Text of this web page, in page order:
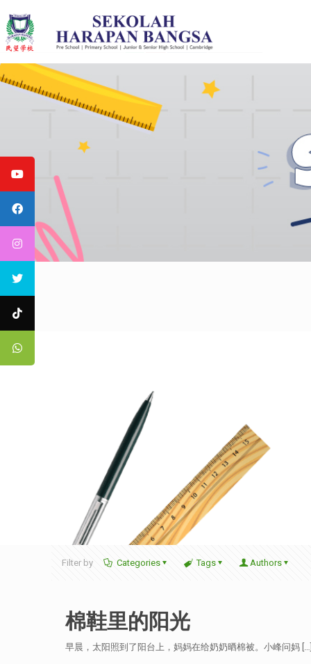
Filter by Categories Tags Authors
棉鞋里的阳光
早晨，太阳照到了阳台上，妈妈在给奶奶晒棉被。小峰问妈